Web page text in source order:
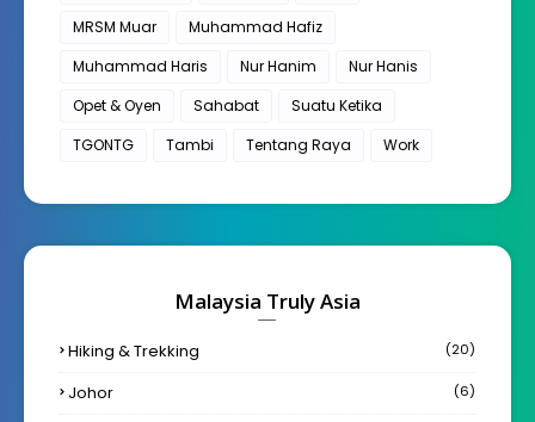
MRSM Muar
Muhammad Hafiz
Muhammad Haris
Nur Hanim
Nur Hanis
Opet & Oyen
Sahabat
Suatu Ketika
TGONTG
Tambi Tentang Raya Work
Malaysia Truly Asia
Hiking & Trekking (20)
Johor (6)